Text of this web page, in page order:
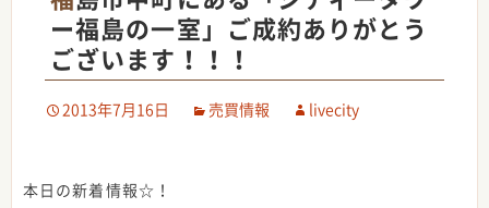
ー福島の一室」ご成約ありがとう
ございます！！！
2013年7月16日 売買情報 livecity
本日の新着情報☆！